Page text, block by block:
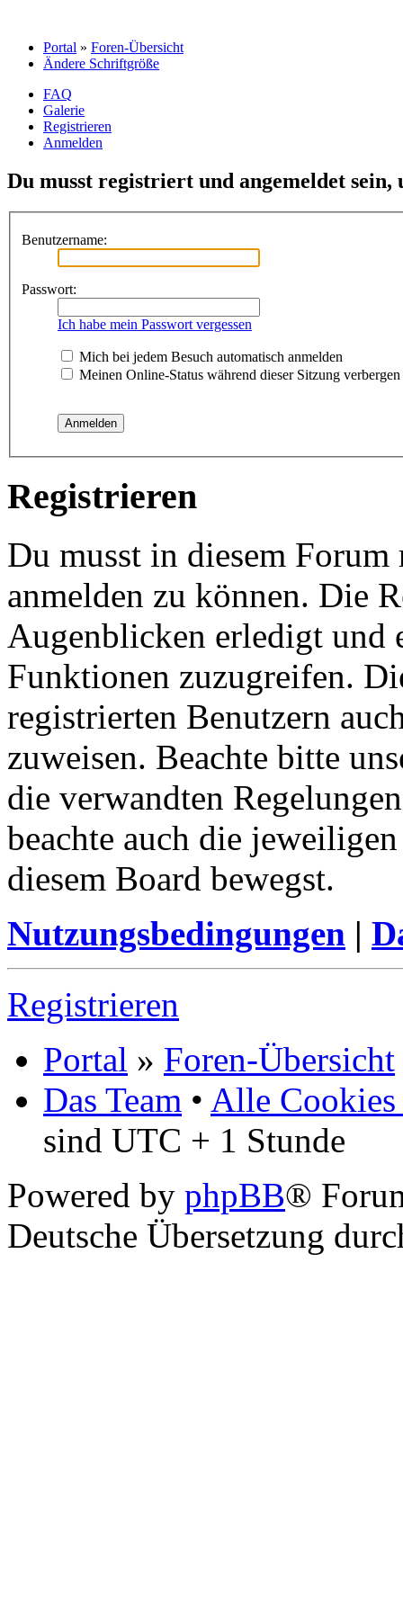
Portal » Foren-Übersicht
Ändere Schriftgröße
FAQ
Galerie
Registrieren
Anmelden
Du musst registriert und angemeldet sein,
Benutzername:
Passwort:
Ich habe mein Passwort vergessen
Mich bei jedem Besuch automatisch anmelden
Meinen Online-Status während dieser Sitzung verbergen
Registrieren
Du musst in diesem
anmelden zu können. Die
Augenblicken erledigt und
Funktionen zuzugreifen.
registrierten Benutzern
zuweisen. Beachte bitte
die verwandten
beachte auch die
diesem Board bewegst.
Nutzungsbedingungen |
Registrieren
Portal » Foren-Übersicht
Das Team • Alle Cookies
sind UTC + 1 Stunde
Powered by phpBB®
Deutsche Übersetzung